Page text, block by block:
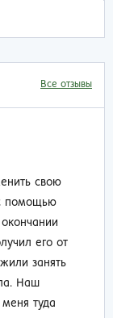
Все отзывы
20 лет работы на
изменить свою
окончании заочно
смены.
раза, ребята на
глазами. Жена
переменам.